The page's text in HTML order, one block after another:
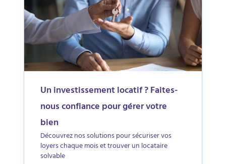
Un investissement locatif ? Faites-
nous confiance pour gérer votre
bien
Découvrez nos solutions pour sécuriser vos
loyers chaque mois et trouver un locataire
solvable